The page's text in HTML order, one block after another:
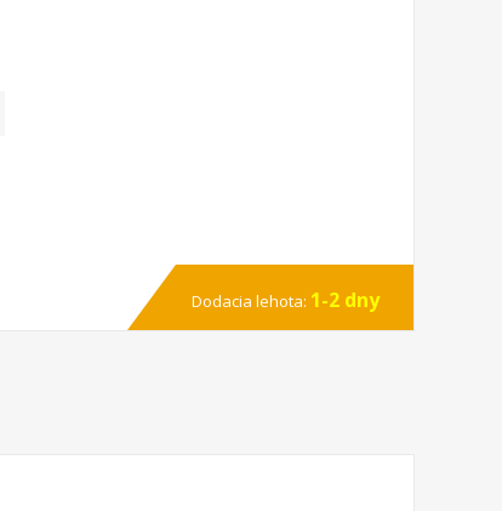
Dodacia lehota: 1-2 dny